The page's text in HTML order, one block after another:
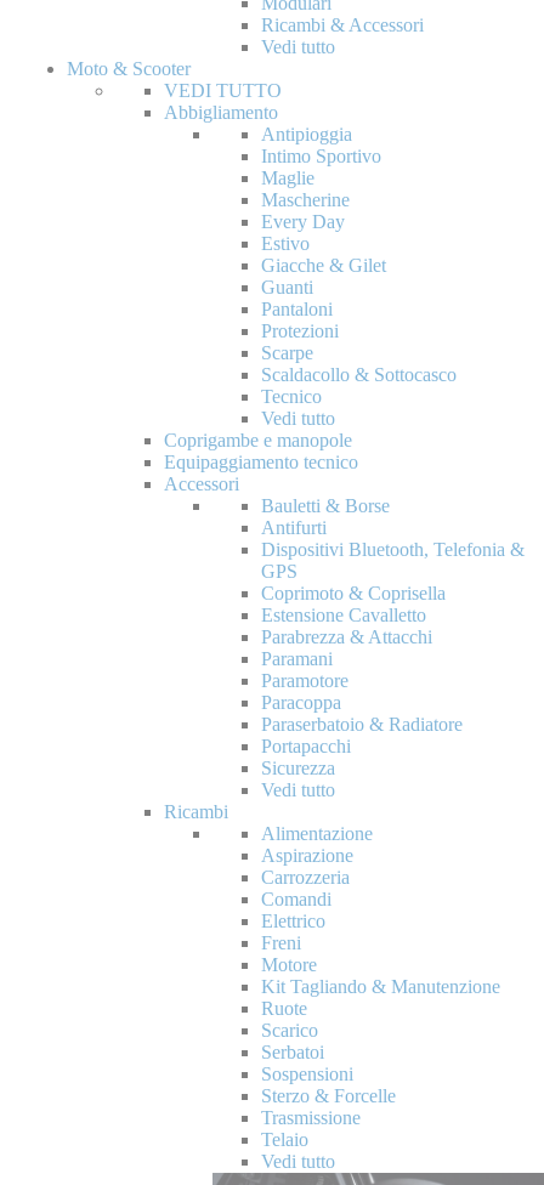
Ricambi & Accessori
Vedi tutto
Moto & Scooter
VEDI TUTTO
Abbigliamento
Antipioggia
Intimo Sportivo
Maglie
Mascherine
Every Day
Estivo
Giacche & Gilet
Guanti
Pantaloni
Protezioni
Scarpe
Scaldacollo & Sottocasco
Tecnico
Vedi tutto
Coprigambe e manopole
Equipaggiamento tecnico
Accessori
Bauletti & Borse
Antifurti
Dispositivi Bluetooth, Telefonia &
GPS
Coprimoto & Coprisella
Estensione Cavalletto
Parabrezza & Attacchi
Paramani
Paramotore
Paracoppa
Paraserbatoio & Radiatore
Portapacchi
Sicurezza
Vedi tutto
Ricambi
Alimentazione
Aspirazione
Carrozzeria
Comandi
Elettrico
Freni
Motore
Kit Tagliando & Manutenzione
Ruote
Scarico
Serbatoi
Sospensioni
Sterzo & Forcelle
Trasmissione
Telaio
Vedi tutto